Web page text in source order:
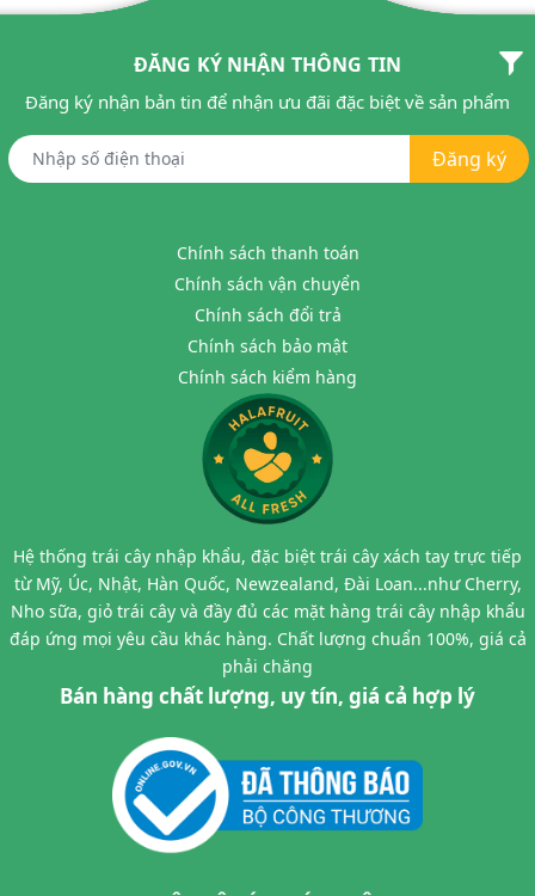
ĐĂNG KÝ NHẬN THÔNG TIN
Đăng ký nhận bản tin để nhận ưu đãi đặc biệt về sản phẩm
Đăng ký
Chính sách thanh toán
Chính sách vận chuyển
Chính sách đổi trả
Chính sách bảo mật
Chính sách kiểm hàng
Hệ thống trái cây nhập khẩu, đặc biệt trái cây xách tay trực tiếp
từ Mỹ, Úc, Nhật, Hàn Quốc, Newzealand, Đài Loan...như Cherry,
Nho sữa, giỏ trái cây và đầy đủ các mặt hàng trái cây nhập khẩu
đáp ứng mọi yêu cầu khác hàng. Chất lượng chuẩn 100%, giá cả
phải chăng
Bán hàng chất lượng, uy tín, giá cả hợp lý